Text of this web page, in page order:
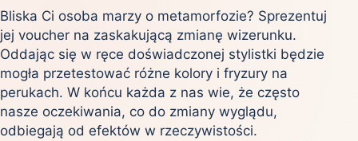
Bliska Ci osoba marzy o metamorfozie? Sprezentuj
jej voucher na zaskakującą zmianę wizerunku.
Oddając się w ręce doświadczonej stylistki będzie
mogła przetestować różne kolory i fryzury na
perukach. W końcu każda z nas wie, że często
nasze oczekiwania, co do zmiany wyglądu,
odbiegają od efektów w rzeczywistości.